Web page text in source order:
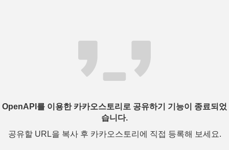
OpenAPI를 이용한 카카오스토리로 공유하기 기능이 종료되었
습니다.
공유할 URL을 복사 후 카카오스토리에 직접 등록해 보세요.